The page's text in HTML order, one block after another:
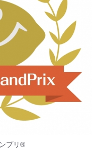
プリ®️